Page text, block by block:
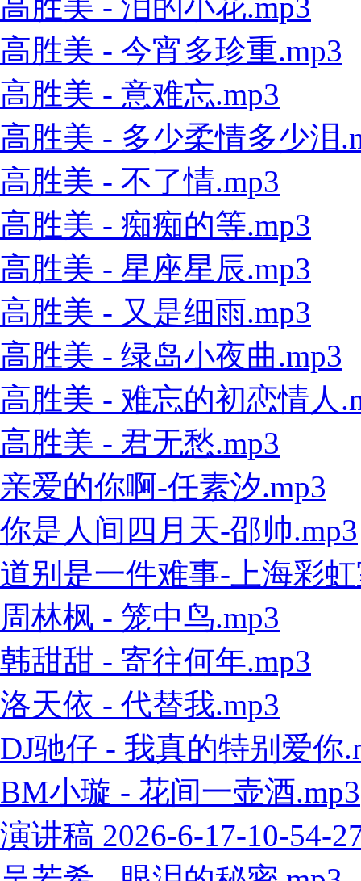
高胜美 - 今宵多珍重.mp3
高胜美 - 意难忘.mp3
高胜美 - 多少柔情多少泪
高胜美 - 不了情.mp3
高胜美 - 痴痴的等.mp3
高胜美 - 星座星辰.mp3
高胜美 - 又是细雨.mp3
高胜美 - 绿岛小夜曲.mp3
高胜美 - 难忘的初恋情人
高胜美 - 君无愁.mp3
亲爱的你啊-任素汐.mp3
你是人间四月天-邵帅.mp3
道别是一件难事-上海彩
周林枫 - 笼中鸟.mp3
韩甜甜 - 寄往何年.mp3
洛天依 - 代替我.mp3
DJ驰仔 - 我真的特别爱你
BM小璇 - 花间一壶酒.mp3
演讲稿 2026-6-17-10-54-